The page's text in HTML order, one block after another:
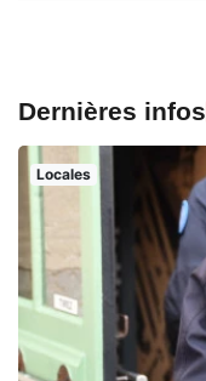
Dernières infos
Locales